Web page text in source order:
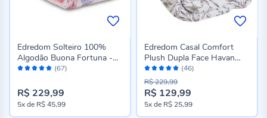
Avaliação: (67)
Edredom Solteiro 100%
Algodão Buona Fortuna -
Bailarina Novo
R$ 229,99
5xde R$ 45,99
Avaliação:
98%
(46)
Edredom Casal Comfort
Plush Dupla Face Havan
Casa - Sofia Rose
Preço
especial
R$ 129,99
R$ 229,99
5xde R$ 25,99